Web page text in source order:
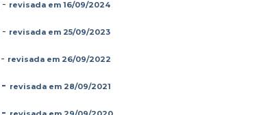
- revisada em 16/09/2024
- revisada em 25/09/2023
- revisada em 26/09/2022
- revisada em 28/09/2021